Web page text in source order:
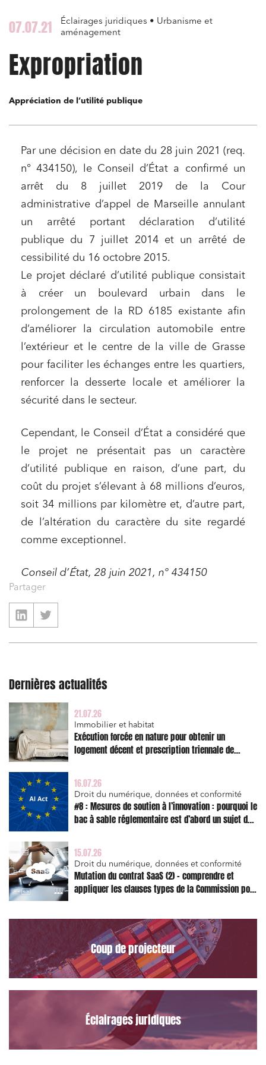
07.07.21
Éclairages juridiques • Urbanisme et
aménagement
Expropriation
Appréciation de l’utilité publique
Par une décision en date du 28 juin 2021 (req.
n° 434150), le Conseil d’État a confirmé un
arrêt du 8 juillet 2019 de la Cour
administrative d’appel de Marseille annulant
un arrêté portant déclaration d’utilité
publique du 7 juillet 2014 et un arrêté de
cessibilité du 16 octobre 2015.
Le projet déclaré d’utilité publique consistait
à créer un boulevard urbain dans le
prolongement de la RD 6185 existante afin
d’améliorer la circulation automobile entre
l’extérieur et le centre de la ville de Grasse
pour faciliter les échanges entre les quartiers,
renforcer la desserte locale et améliorer la
sécurité dans le secteur.
Cependant, le Conseil d’État a considéré que
le projet ne présentait pas un caractère
d’utilité publique en raison, d’une part, du
coût du projet s’élevant à 68 millions d’euros,
soit 34 millions par kilomètre et, d’autre part,
de l’altération du caractère du site regardé
comme exceptionnel.
Conseil d’État, 28 juin 2021, n° 434150
Partager
Dernières actualités
21.07.26
Immobilier et habitat
Exécution forcée en nature pour obtenir un
logement décent et prescription triennale de
16.07.26
Droit du numérique, données et conformité
#8 : Mesures de soutien à l’innovation : pourquoi le
bac à sable réglementaire est d’abord un sujet de
15.07.26
Droit du numérique, données et conformité
Mutation du contrat SaaS (2) – comprendre et
appliquer les clauses types de la Commission pour
Coup de projecteur
Éclairages juridiques
Relations commerciales et contrats
Associations et acteurs de l’économie sociale et
Media et édition